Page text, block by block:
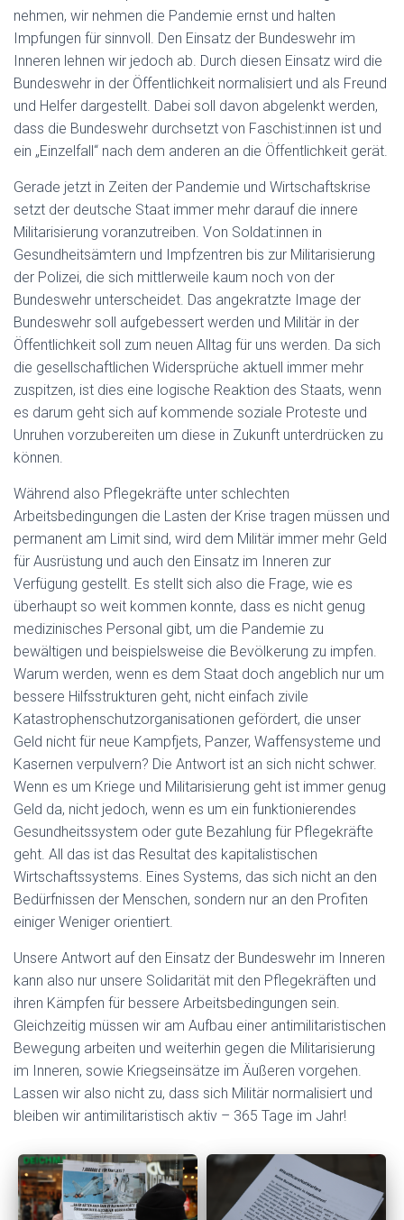
nehmen, wir nehmen die Pandemie ernst und halten
Impfungen für sinnvoll. Den Einsatz der Bundeswehr im
Inneren lehnen wir jedoch ab. Durch diesen Einsatz wird die
Bundeswehr in der Öffentlichkeit normalisiert und als Freund
und Helfer dargestellt. Dabei soll davon abgelenkt werden,
dass die Bundeswehr durchsetzt von Faschist:innen ist und
ein „Einzelfall“ nach dem anderen an die Öffentlichkeit gerät.
Gerade jetzt in Zeiten der Pandemie und Wirtschaftskrise
setzt der deutsche Staat immer mehr darauf die innere
Militarisierung voranzutreiben. Von Soldat:innen in
Gesundheitsämtern und Impfzentren bis zur Militarisierung
der Polizei, die sich mittlerweile kaum noch von der
Bundeswehr unterscheidet. Das angekratzte Image der
Bundeswehr soll aufgebessert werden und Militär in der
Öffentlichkeit soll zum neuen Alltag für uns werden. Da sich
die gesellschaftlichen Widersprüche aktuell immer mehr
zuspitzen, ist dies eine logische Reaktion des Staats, wenn
es darum geht sich auf kommende soziale Proteste und
Unruhen vorzubereiten um diese in Zukunft unterdrücken zu
können.
Während also Pflegekräfte unter schlechten
Arbeitsbedingungen die Lasten der Krise tragen müssen und
permanent am Limit sind, wird dem Militär immer mehr Geld
für Ausrüstung und auch den Einsatz im Inneren zur
Verfügung gestellt. Es stellt sich also die Frage, wie es
überhaupt so weit kommen konnte, dass es nicht genug
medizinisches Personal gibt, um die Pandemie zu
bewältigen und beispielsweise die Bevölkerung zu impfen.
Warum werden, wenn es dem Staat doch angeblich nur um
bessere Hilfsstrukturen geht, nicht einfach zivile
Katastrophenschutzorganisationen gefördert, die unser
Geld nicht für neue Kampfjets, Panzer, Waffensysteme und
Kasernen verpulvern? Die Antwort ist an sich nicht schwer.
Wenn es um Kriege und Militarisierung geht ist immer genug
Geld da, nicht jedoch, wenn es um ein funktionierendes
Gesundheitssystem oder gute Bezahlung für Pflegekräfte
geht. All das ist das Resultat des kapitalistischen
Wirtschaftssystems. Eines Systems, das sich nicht an den
Bedürfnissen der Menschen, sondern nur an den Profiten
einiger Weniger orientiert.
Unsere Antwort auf den Einsatz der Bundeswehr im Inneren
kann also nur unsere Solidarität mit den Pflegekräften und
ihren Kämpfen für bessere Arbeitsbedingungen sein.
Gleichzeitig müssen wir am Aufbau einer antimilitaristischen
Bewegung arbeiten und weiterhin gegen die Militarisierung
im Inneren, sowie Kriegseinsätze im Äußeren vorgehen.
Lassen wir also nicht zu, dass sich Militär normalisiert und
bleiben wir antimilitaristisch aktiv – 365 Tage im Jahr!